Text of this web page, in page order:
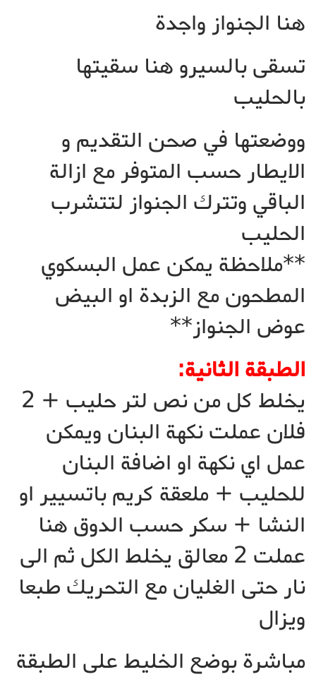
هنا الجنواز واجدة
تسقى بالسيرو هنا سقيتها
بالحليب
ووضعتها في صحن التقديم و
الايطار حسب المتوفر مع ازالة
الباقي وتترك الجنواز لتتشرب
الحليب
**ملاحظة يمكن عمل البسكوي
المطحون مع الزبدة او البيض
عوض الجنواز**
الطبقة الثانية:
يخلط كل من نص لتر حليب + 2
فلان عملت نكهة البنان ويمكن
عمل اي نكهة او اضافة البنان
للحليب + ملعقة كريم باتسيير او
النشا + سكر حسب الدوق هنا
عملت 2 معالق يخلط الكل ثم الى
نار حتى الغليان مع التحريك طبعا
ويزال
مباشرة بوضع الخليط على الطبقة